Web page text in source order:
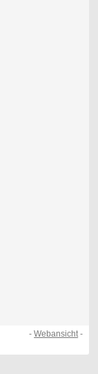
-Webansicht-